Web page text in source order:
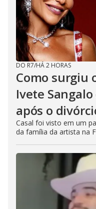
DO R7/HÁ 2 HORAS
Como surgiu
Ivete
após o
Casal foi visto em um
da família da artista na